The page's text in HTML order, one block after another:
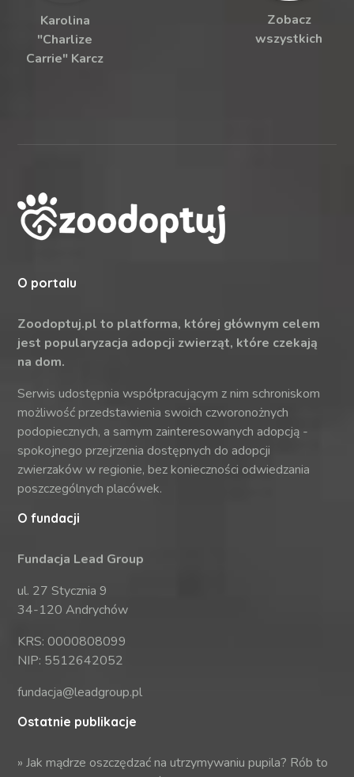
Karolina
"Charlize
Carrie" Karcz
Zobacz
wszystkich
O portalu
Zoodoptuj.pl to platforma, której głównym celem
jest popularyzacja adopcji zwierząt, które czekają
na dom.
Serwis udostępnia współpracującym z nim schroniskom
możliwość przedstawienia swoich czworonożnych
podopiecznych, a samym zainteresowanych adopcją -
spokojnego przejrzenia dostępnych do adopcji
zwierzaków w regionie, bez konieczności odwiedzania
poszczególnych placówek.
O fundacji
Fundacja Lead Group
ul. 27 Stycznia 9
34-120 Andrychów
KRS: 0000808099
NIP: 5512642052
fundacja@leadgroup.pl
Ostatnie publikacje
»Jak mądrze oszczędzać na utrzymywaniu pupila? Rób to